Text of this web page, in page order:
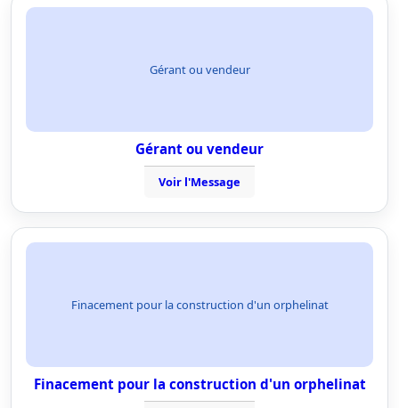
Gérant ou vendeur
Gérant ou vendeur
Voir l'Message
Finacement pour la construction d'un orphelinat
Finacement pour la construction d'un orphelinat